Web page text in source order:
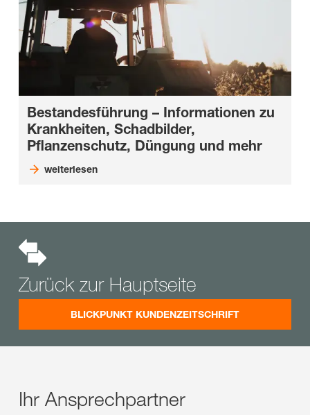
Bestandesführung – Informationen zu
Krankheiten, Schadbilder,
Pflanzenschutz, Düngung und mehr
weiterlesen
Zurück zur Hauptseite
BLICKPUNKT KUNDENZEITSCHRIFT
Ihr Ansprechpartner